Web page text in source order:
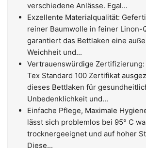
verschiedene Anlässe. Egal...
Exzellente Materialqualität:
reiner Baumwolle in feiner Linon-
garantiert das Bettlaken eine
Weichheit und...
Vertrauenswürdige Zertifizierung:
Tex Standard 100 Zertifikat
dieses Bettlaken für
Unbedenklichkeit und...
Einfache Pflege, Maximale
lässt sich problemlos bei 95° C
trocknergeeignet und auf hoher
Diese...